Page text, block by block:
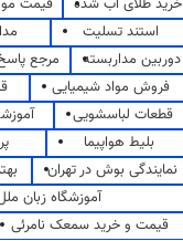
استند تسلیت
دوربین مداربسته
مرجع
فروش مواد شیمیایی
قطعات لباسشویی
بلیط هواپیما
نمایندگی بوش در تهران
آموزشگاه زبان
قیمت و خرید سمعک نامرئی